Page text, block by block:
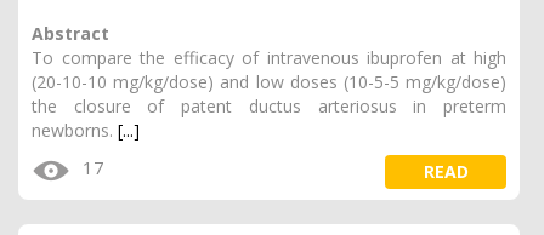
Abstract
To compare the efficacy of intravenous ibuprofen at high
(20-10-10 mg/kg/dose) and low doses (10-5-5 mg/kg/dose)
the closure of patent ductus arteriosus in preterm
newborns. [...]
17 READ